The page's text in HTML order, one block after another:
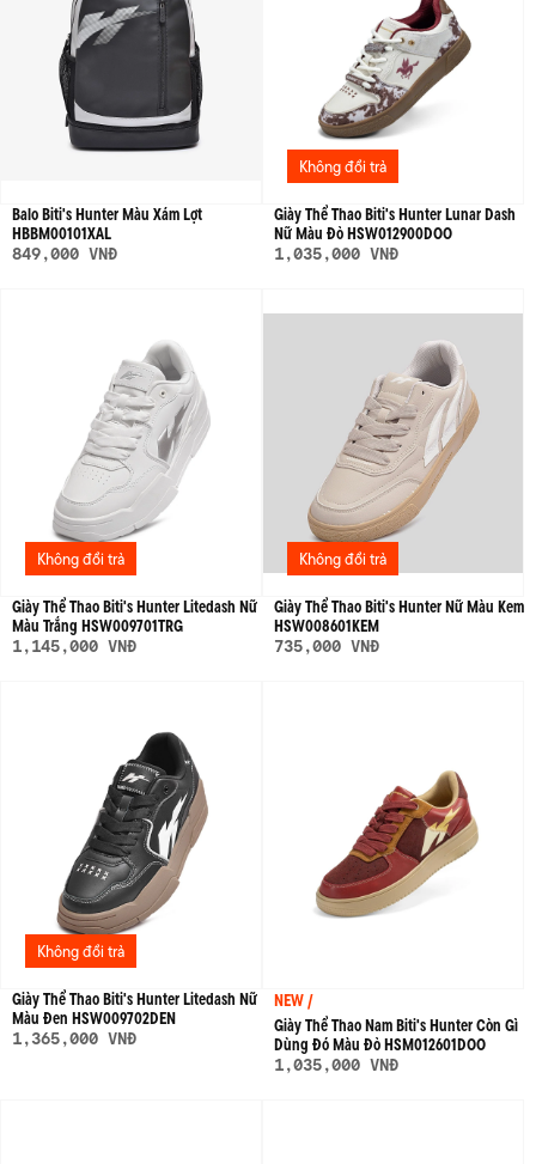
Balo Biti's Hunter Màu Xám Lợt
HBBM00101XAL
849,000 VNĐ
Không đổi trả
Giày Thể Thao Biti's Hunter Lunar Dash
Nữ Màu Đỏ HSW012900DOO
1,035,000 VNĐ
Không đổi trả
Giày Thể Thao Biti's Hunter Litedash Nữ
Màu Trắng HSW009701TRG
1,145,000 VNĐ
Không đổi trả
Giày Thể Thao Biti's Hunter Nữ Màu Kem
HSW008601KEM
735,000 VNĐ
Không đổi trả
Giày Thể Thao Biti's Hunter Litedash Nữ
Màu Đen HSW009702DEN
1,365,000 VNĐ
NEW /
Giày Thể Thao Nam Biti's Hunter Còn Gì
Dùng Đó Màu Đỏ HSM012601DOO
1,035,000 VNĐ